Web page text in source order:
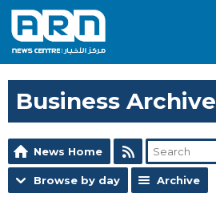
Business Archive
News Home
Browse by day Archive